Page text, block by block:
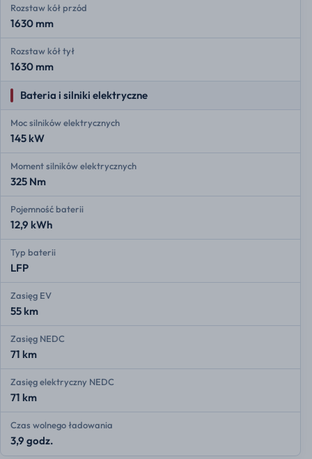
Rozstaw kół przód
1630 mm
Rozstaw kół tył
1630 mm
Bateria i silniki elektryczne
Moc silników elektrycznych
145 kW
Moment silników elektrycznych
325 Nm
Pojemność baterii
12,9 kWh
Typ baterii
LFP
Zasięg EV
55 km
Zasięg NEDC
71 km
Zasięg elektryczny NEDC
71 km
Czas wolnego ładowania
3,9 godz.